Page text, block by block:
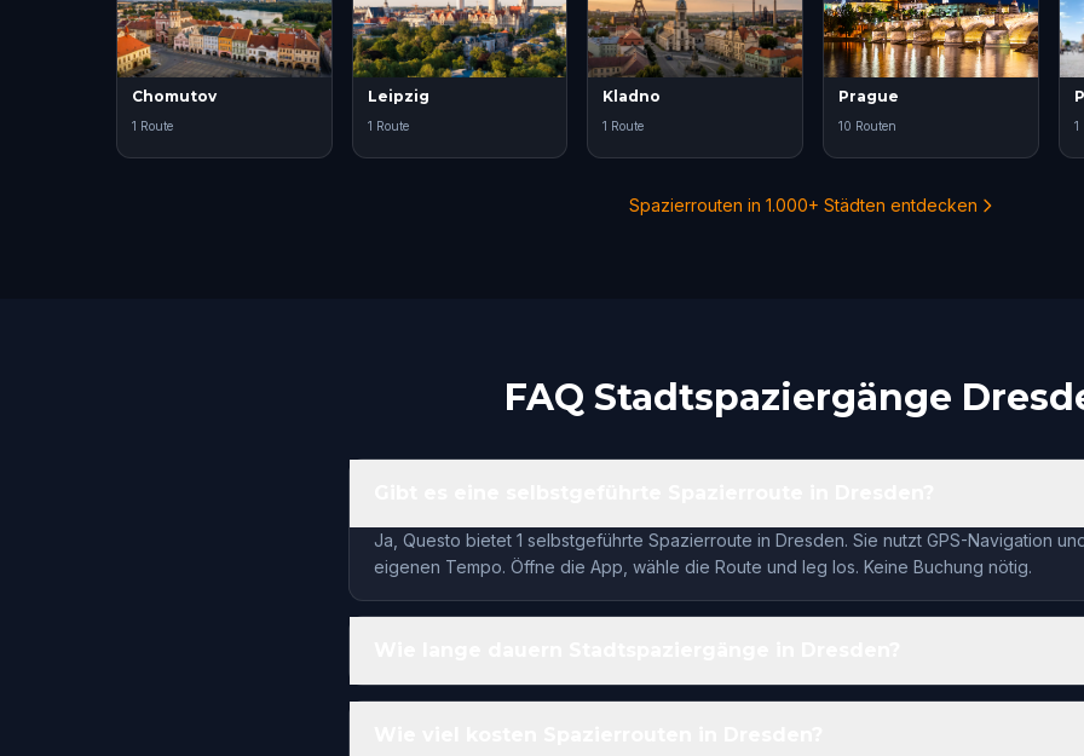
Chomutov
1 Route
Leipzig
1 Route
Kladno
1 Route
Prague
10 Routen 1
Spazierrouten in 1.000+ Städten entdecken
FAQ Stadtspaziergänge
Ja, Questo bietet 1 selbstgeführte Spazierroute in Dresden. Sie nutzt GPS-Navigation
eigenen Tempo. Öffne die App, wähle die Route und leg los. Keine Buchung nötig.